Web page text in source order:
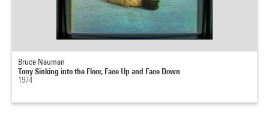
Bruce Nauman
Tony Sinking into the Floor, Face Up and Face Down
1974